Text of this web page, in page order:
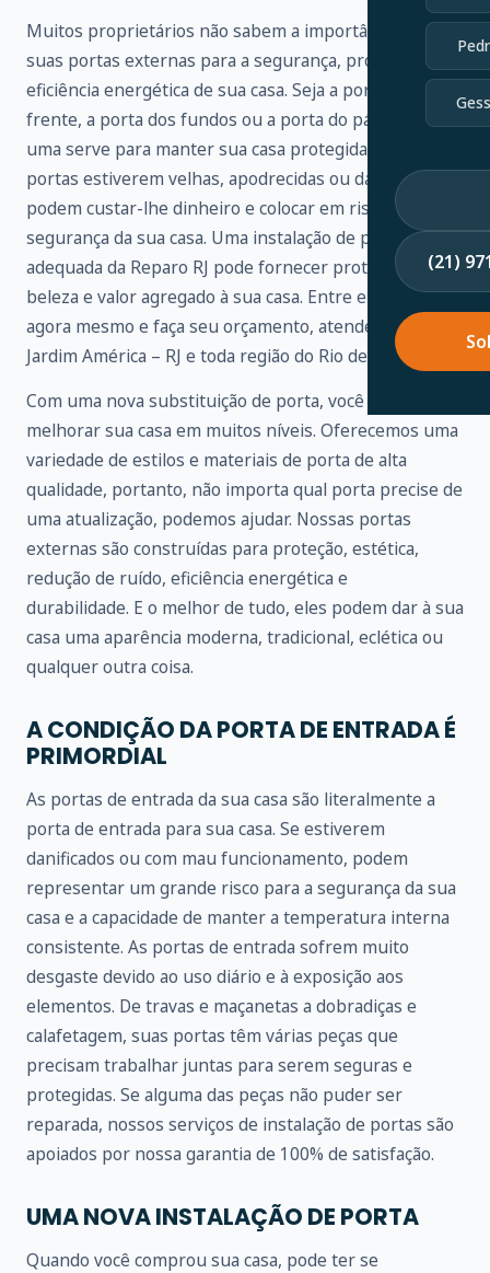
(21)
Muitos proprietários não sabem a importância de
suas portas externas para a segurança, proteção e
eficiência energética de sua casa. Seja a porta da
frente, a porta dos fundos ou a porta do pátio, cada
uma serve para manter sua casa protegida. Se as suas
portas estiverem velhas, apodrecidas ou danificadas,
podem custar-lhe dinheiro e colocar em risco a
segurança da sua casa. Uma instalação de porta
adequada da Reparo RJ pode fornecer proteção,
beleza e valor agregado à sua casa. Entre em contato
agora mesmo e faça seu orçamento, atendemos no
Jardim América – RJ e toda região do Rio de Janeiro.
Com uma nova substituição de porta, você pode
melhorar sua casa em muitos níveis. Oferecemos uma
variedade de estilos e materiais de porta de alta
qualidade, portanto, não importa qual porta precise de
uma atualização, podemos ajudar. Nossas portas
externas são construídas para proteção, estética,
redução de ruído, eficiência energética e
durabilidade. E o melhor de tudo, eles podem dar à sua
casa uma aparência moderna, tradicional, eclética ou
qualquer outra coisa.
A CONDIÇÃO DA PORTA DE ENTRADA É
PRIMORDIAL
As portas de entrada da sua casa são literalmente a
porta de entrada para sua casa. Se estiverem
danificados ou com mau funcionamento, podem
representar um grande risco para a segurança da sua
casa e a capacidade de manter a temperatura interna
consistente. As portas de entrada sofrem muito
desgaste devido ao uso diário e à exposição aos
elementos. De travas e maçanetas a dobradiças e
calafetagem, suas portas têm várias peças que
precisam trabalhar juntas para serem seguras e
protegidas. Se alguma das peças não puder ser
reparada, nossos serviços de instalação de portas são
apoiados por nossa garantia de 100% de satisfação.
UMA NOVA INSTALAÇÃO DE PORTA
Quando você comprou sua casa, pode ter se